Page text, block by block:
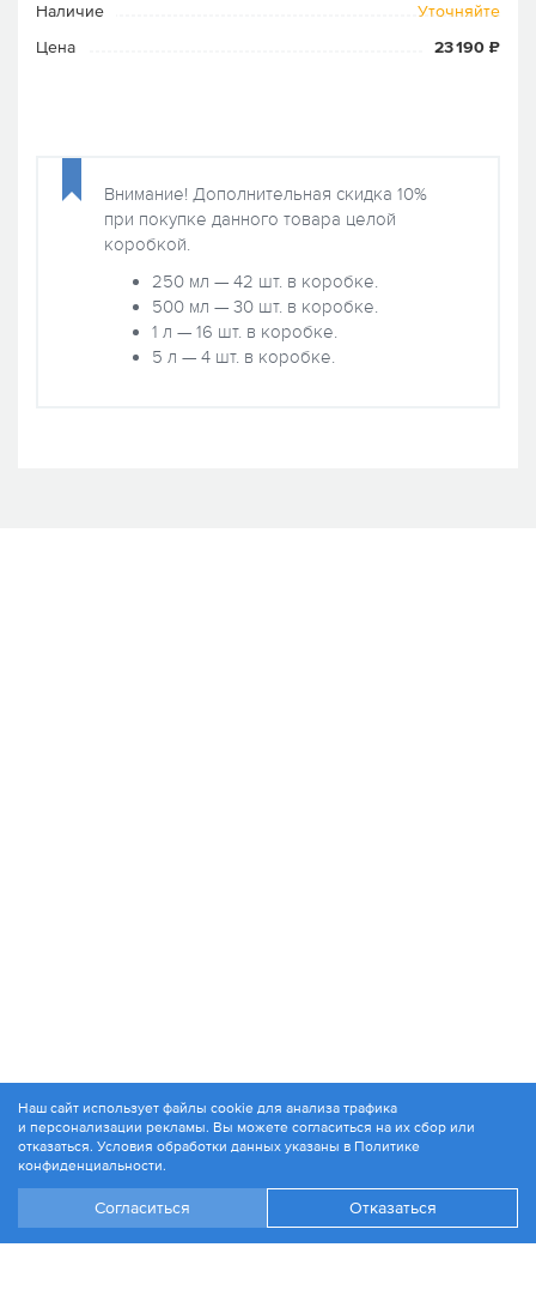
Наличие
Уточняйте
Цена
23 190 ₽
Внимание! Дополнительная скидка 10%
при покупке данного товара целой
коробкой.
250 мл — 42 шт. в коробке.
500 мл — 30 шт. в коробке.
1 л — 16 шт. в коробке.
5 л — 4 шт. в коробке.
© 1994-2026. ЗАО «Контакт Плюс»
Политика конфиденциальности
Наш сайт использует файлы cookie для анализа трафика
и персонализации рекламы. Вы можете согласиться на их сбор или
отказаться. Условия обработки данных указаны в Политике
конфиденциальности.
Согласиться Отказаться